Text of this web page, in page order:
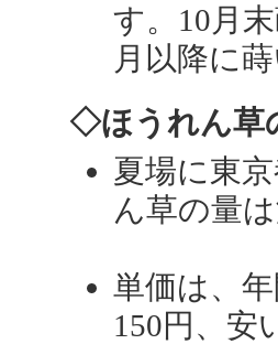
す。10月
月以降に
◇ほうれん草
夏場に東
ん草の量
単価は、
150円、安